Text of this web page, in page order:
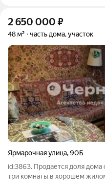
2 650 000 ₽
48 м² часть дома, участок
Ярмарочная улица,90Б
id:3863. Продается доля
три комнаты в хорошем